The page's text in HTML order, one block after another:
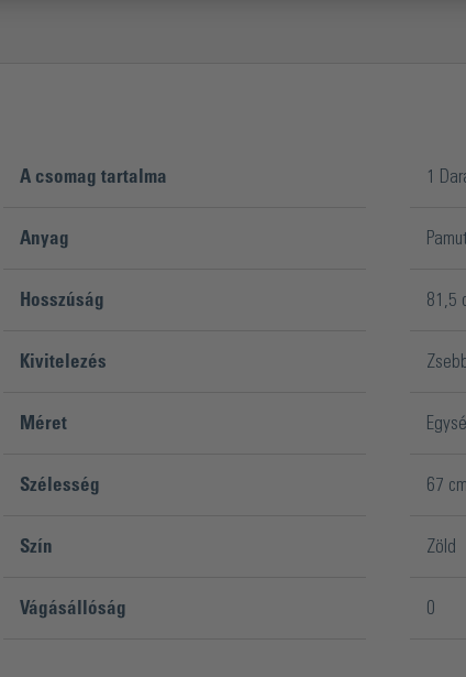
A csomag tartalma 1
Anyag
Hosszúság 81,5
Kivitelezés
Méret
Szélesség 67
Szín Zöld
Vágásállóság 0